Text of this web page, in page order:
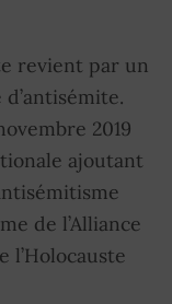
revient par un
2019
ajoutant
de l’Alliance